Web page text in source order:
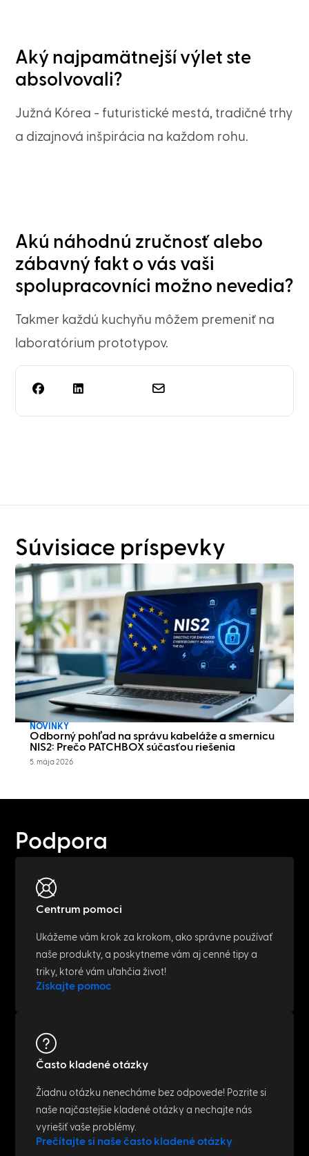
Aký najpamätnejší výlet ste
absolvovali?
Južná Kórea - futuristické mestá, tradičné trhy
a dizajnová inšpirácia na každom rohu.
Akú náhodnú zručnosť alebo
zábavný fakt o vás vaši
spolupracovníci možno nevedia?
Takmer každú kuchyňu môžem premeniť na
laboratórium prototypov.
Súvisiace príspevky
NOVINKY
Odborný pohľad na správu kabeláže a smernicu
NIS2: Prečo PATCHBOX súčasťou riešenia
5. mája 2026
Podpora
Centrum pomoci
Ukážeme vám krok za krokom, ako správne používať
naše produkty, a poskytneme vám aj cenné tipy a
triky, ktoré vám uľahčia život!
Získajte pomoc
Často kladené otázky
Žiadnu otázku nenecháme bez odpovede! Pozrite si
naše najčastejšie kladené otázky a nechajte nás
vyriešiť vaše problémy.
Prečítajte si naše často kladené otázky